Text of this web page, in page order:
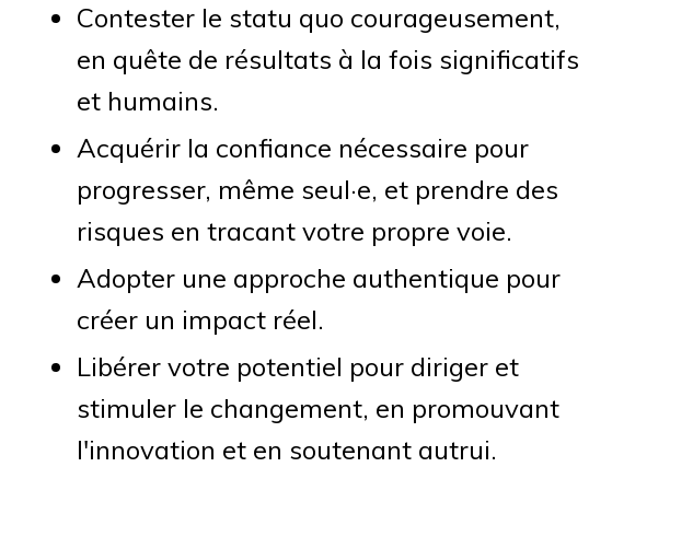
Contester le statu quo courageusement,
en quête de résultats à la fois significatifs
et humains.
Acquérir la confiance nécessaire pour
progresser, même seul·e, et prendre des
risques en tracant votre propre voie.
Adopter une approche authentique pour
créer un impact réel.
Libérer votre potentiel pour diriger et
stimuler le changement, en promouvant
l'innovation et en soutenant autrui.